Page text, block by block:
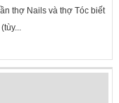
thợ Nails và thợ Tóc biết